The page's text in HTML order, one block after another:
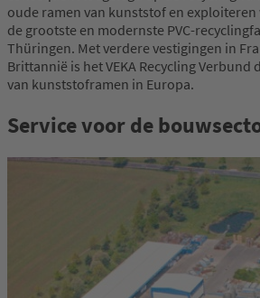
oude ramen van kunststof en exploiteren
de grootste en modernste PVC-
Thüringen. Met verdere vestigingen in
Brittannië is het VEKA Recycling Verbund
van kunststoframen in Europa.
Service voor de